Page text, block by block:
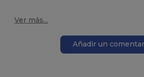
Ver más...
Añadir un